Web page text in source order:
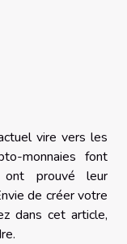
vire vers les
monnaies font
prouvé leur
de créer votre
dans cet article,